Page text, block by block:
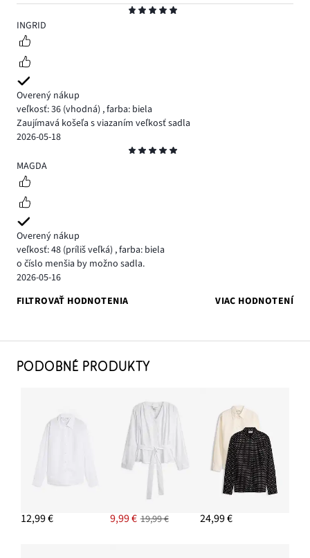
5
INGRID
Overený nákup
veľkosť: 36 (vhodná) ,farba: biela
Zaujímavá košeľa s viazaním veľkosť sadla
2026-05-18
5
MAGDA
Overený nákup
veľkosť: 48 (príliš veľká) ,farba: biela
o číslo menšia by možno sadla.
2026-05-16
FILTROVAŤ HODNOTENIA
VIAC HODNOTENÍ
PODOBNÉ PRODUKTY
12,99 € 9,99 € 19,99 € 24,99 €